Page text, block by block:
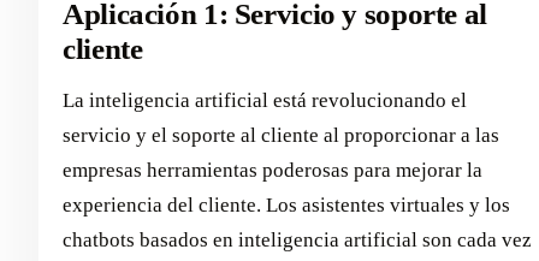
Aplicación 1: Servicio y soporte al
cliente
La inteligencia artificial está revolucionando el
servicio y el soporte al cliente al proporcionar a las
empresas herramientas poderosas para mejorar la
experiencia del cliente. Los asistentes virtuales y los
chatbots basados en inteligencia artificial son cada vez